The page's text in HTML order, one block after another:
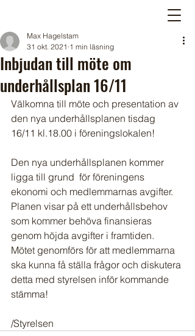
Inbjudan till möte om
underhållsplan 16/11
Max Hagelstam
31 okt. 2021 1 min läsning
Välkomna till möte och presentation av
den nya underhållsplanen tisdag
16/11 kl.18.00 i föreningslokalen!
Den nya underhållsplanen kommer
ligga till grund  för föreningens
ekonomi och medlemmarnas avgifter.
Planen visar på ett underhållsbehov
som kommer behöva finansieras
genom höjda avgifter i framtiden.
Mötet genomförs för att medlemmarna
ska kunna få ställa frågor och diskutera
detta med styrelsen inför kommande
stämma!
/Styrelsen